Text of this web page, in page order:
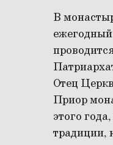
В
Отец
Приор
этого
традиции,